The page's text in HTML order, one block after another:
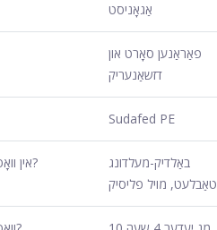
אַגאָניסט
פאַראַנען סאָרט און
דזשאַנעריק
Sudafed PE
אין וואָס פאָרעם (ן) קומט די מעדיצין?
באַלדיק-מעלדונג
טאַבלעט, מויל פליסיק